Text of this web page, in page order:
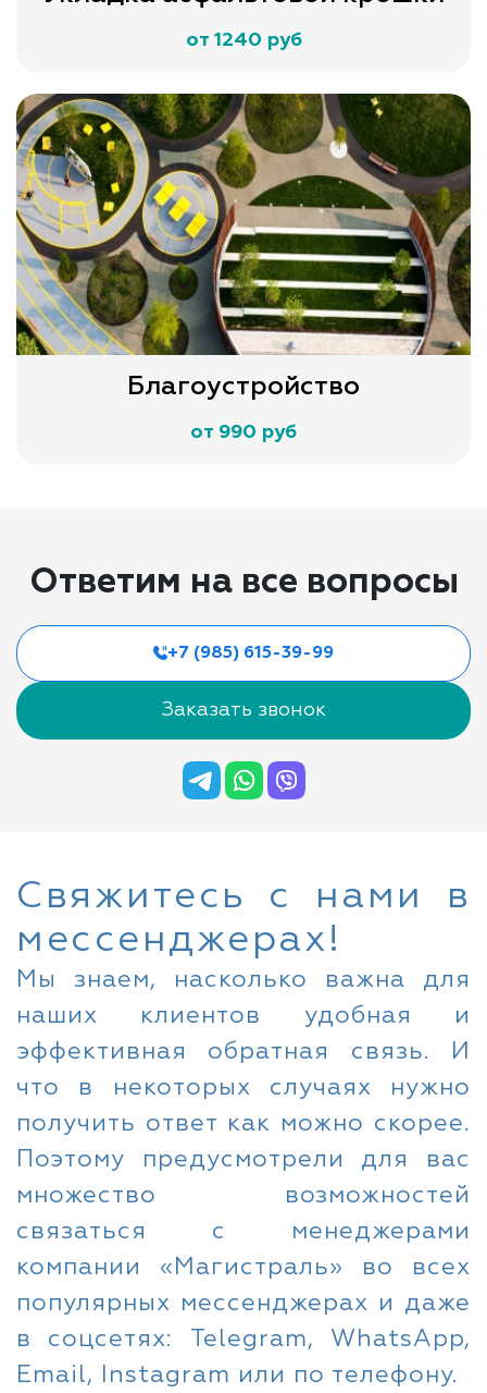
от 1240 руб
Благоустройство
от 990 руб
Ответим на все вопросы
+7 (985) 615-39-99
Заказать звонок
Свяжитесь с нами в
мессенджерах!
Мы знаем, насколько важна для
наших клиентов удобная и
эффективная обратная связь. И
что в некоторых случаях нужно
получить ответ как можно скорее.
Поэтому предусмотрели для вас
множество возможностей
связаться с менеджерами
компании «Магистраль» во всех
популярных мессенджерах и даже
в соцсетях: Telegram, WhatsApp,
Email, Instagram или по телефону.